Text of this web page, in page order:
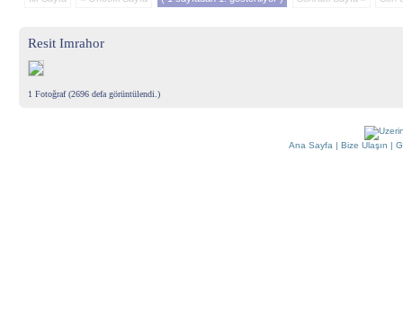
Resit Imrahor
1 Fotoğraf (2696 defa görüntülendi.)
Ana Sayfa | Bize Ulaşın |